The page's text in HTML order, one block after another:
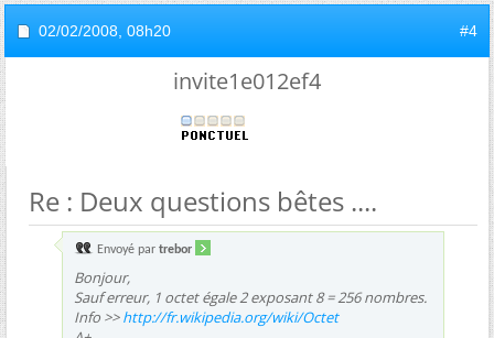
02/02/2008, 08h20 #4
invite1e012ef4
Re : Deux questions bêtes ....
Envoyé par trebor
Bonjour,
Sauf erreur, 1 octet égale 2 exposant 8 = 256 nombres.
Info >>http://fr.wikipedia.org/wiki/Octet